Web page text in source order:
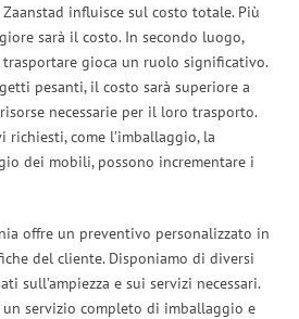
influisce sul costo totale. Più
sarà il costo. In secondo luogo,
trasportare gioca un ruolo significativo.
pesanti, il costo sarà superiore a
necessarie per il loro trasporto.
come l’imballaggio, la
dei mobili, possono incrementare i
offre un preventivo personalizzato in
del cliente. Disponiamo di diversi
sull’ampiezza e sui servizi necessari.
servizio completo di imballaggio e